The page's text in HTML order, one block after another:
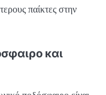
παίκτες στην
και